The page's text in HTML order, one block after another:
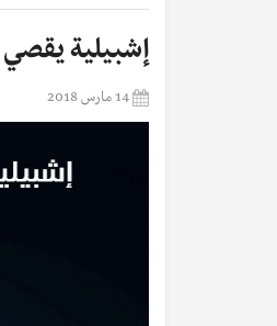
إشبيلية يقصي
14 مارس 2018